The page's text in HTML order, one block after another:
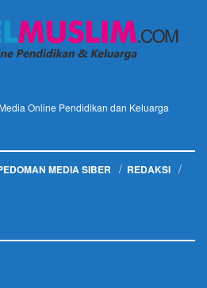
Online Pendidikan dan Keluarga
MEDIA SIBER
REDAKSI